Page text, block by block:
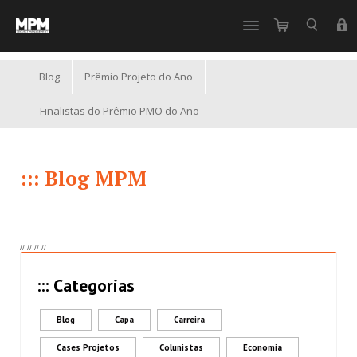
Blog Prêmio Projeto do Ano
Finalistas do Prêmio PMO do Ano
::: Blog MPM
// // // //
::: Categorias
Blog Capa Carreira
Cases Projetos Colunistas Economia